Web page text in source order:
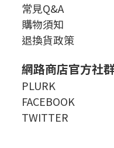
常見Q&A
購物須知
退換貨政策
網路商店官方社
PLURK
FACEBOOK
TWITTER